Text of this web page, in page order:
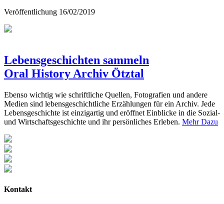
Veröffentlichung 16/02/2019
Lebensgeschichten sammeln
Oral History Archiv Ötztal
Ebenso wichtig wie schriftliche Quellen, Fotografien und andere
Medien sind lebensgeschichtliche Erzählungen für ein Archiv. Jede
Lebensgeschichte ist einzigartig und eröffnet Einblicke in die Sozial-
und Wirtschaftsgeschichte und ihr persönliches Erleben. Mehr Dazu
Kontakt